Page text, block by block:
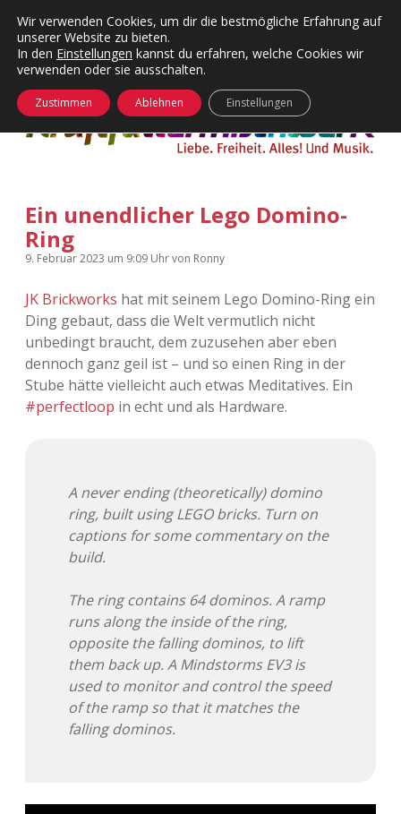
Kategorien
Menü
24 Hours Chilling
Die Wende
KFMW-Disco
kfmw.stuff
Kopfkinomusik
Nur mal so
Täglicher Sinnwahn
KFMW-Disco
Dates
Contact
Adventskalender
Adventskalender 2010
Adventskalender 2011
Adventskalender 2012
Adventskalender 2015
Adventskalender 2017
Adventskalender 2018
Adventskalender 2019
Adventskalender 2020
facebook
instagram
rsssoundcloud
vimeoBluesky
öffnen
Ein unendlicher Lego Domino-
Ring
9. Februar 2023 um 9:09 Uhrvon Ronny
JK Brickworks hat mit seinem Lego Domino-Ring ein
Ding gebaut, dass die Welt vermutlich nicht
unbedingt braucht, dem zuzusehen aber eben
dennoch ganz geil ist – und so einen Ring in der
Stube hätte vielleicht auch etwas Meditatives. Ein
#perfectloop in echt und als Hardware.
A never ending (theoretically) domino
ring, built using LEGO bricks. Turn on
captions for some commentary on the
build.
The ring contains 64 dominos. A ramp
runs along the inside of the ring,
opposite the falling dominos, to lift
them back up. A Mindstorms EV3 is
used to monitor and control the speed
of the ramp so that it matches the
falling dominos.
Wir verwenden Cookies, um dir die bestmögliche Erfahrung auf
unserer Website zu bieten.
In den Einstellungen kannst du erfahren, welche Cookies wir
verwenden oder sie ausschalten.
Zustimmen Ablehnen Einstellungen